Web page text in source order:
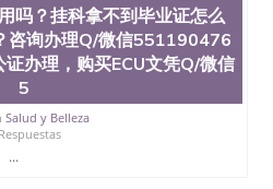
到账转制作点做电子图；
确认； 5、电子图确认好转成
好拍照或者视频确认再付余
内顺丰，国外DHL）。 三、
1、教育部学历学位认证，
。 2、留学回国人员证明
真实存档可查。 3、留信网
可查，终身受用。 四、办理
吗？挂科拿不到毕业证怎么
咨询办理Q/微信551190476
办理，购买ECU文凭Q/微信
5
Salud y Belleza
...